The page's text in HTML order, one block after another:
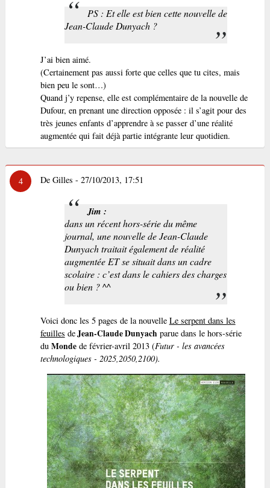
PS : Et elle est bien cette nouvelle de
Jean-Claude Dunyach ?
J’ai bien aimé.
(Certainement pas aussi forte que celles que tu cites, mais
bien peu le sont…)
Quand j’y repense, elle est complémentaire de la nouvelle de
Dufour, en prenant une direction opposée : il s’agit pour des
très jeunes enfants d’apprendre à se passer d’une réalité
augmentée qui fait déjà partie intégrante leur quotidien.
4 De Gilles - 27/10/2013, 17:51
Jim :
dans un récent hors-série du même
journal, une nouvelle de Jean-Claude
Dunyach traitait également de réalité
augmentée ET se situait dans un cadre
scolaire : c’est dans le cahiers des charges
ou bien ? ^^
Voici donc les 5 pages de la nouvelle Le serpent dans les
feuilles deJean-Claude Dunyach parue dans le hors-série
du Mondede février-avril 2013 (Futur - les avancées
technologiques - 2025,2050,2100).